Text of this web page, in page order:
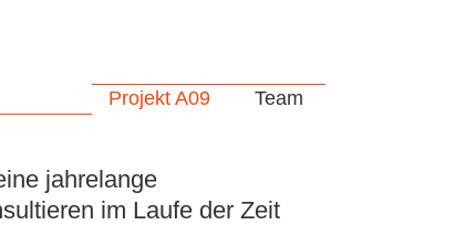
Projekt A09 Team
jahrelange
im Laufe der Zeit